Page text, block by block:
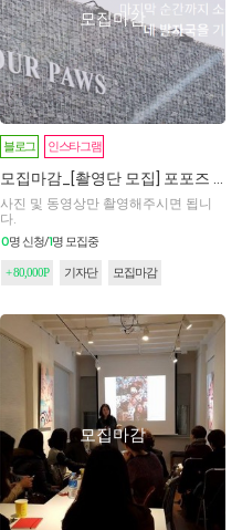
모집마감
블로그 인스타그램
사진 및 동영상만 촬영해주시면 됩니
다.
0명 신청/1명 모집중
+ 80,000P 기자단 모집마감
모집마감